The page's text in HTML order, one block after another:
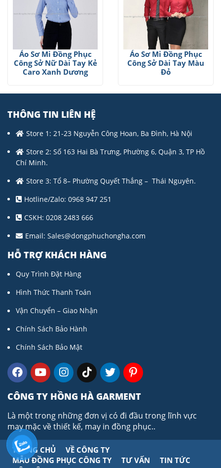
Áo Sơ Mi Đồng Phục
Công Sở Nữ Dài Tay Kẻ
Caro Xanh Dương
Áo Sơ Mi Đồng Phục
Công Sở Dài Tay Màu
Đỏ
THÔNG TIN LIÊN HỆ
Store 1: 21-23 Nguyễn Công Hoan, Ba Đình, Hà Nội
Store 2: Số 163 Hai Bà Trưng, Phường 6, Quận 3, TP Hồ
Chí Minh.
Store 3: Tổ 8– Phường Quyết Thắng – Thái Nguyên.
Hotline/Zalo: 0968 947 251
CSKH: 0208 2483 666
Email: Sales@dongphuchongha.com
HỖ TRỢ KHÁCH HÀNG
Quy Trình Đặt Hàng
Hình Thức Thanh Toán
Vận Chuyển – Giao Nhận
Chính Sách Bảo Hành
Chính Sách Bảo Mật
CÔNG TY HỒNG HÀ GARMENT
Là một trong những đơn vị có đi đầu trong lĩnh vực
may mặc về thiết kế, may in đồng phục..
TRANG CHỦ
VỀ CÔNG TY
MẪU ĐỒNG PHỤC CÔNG TY
TƯ VẤN
TIN TỨC